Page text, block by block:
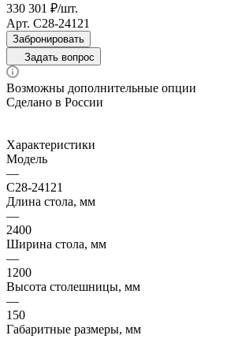
330 301 ₽/шт.
Арт. С28-24121
Забронировать
Задать вопрос
Возможны дополнительные опции
Сделано в России
Характеристики
Модель
—
С28-24121
Длина стола, мм
—
2400
Ширина стола, мм
—
1200
Высота столешницы, мм
—
150
Габаритные размеры, мм